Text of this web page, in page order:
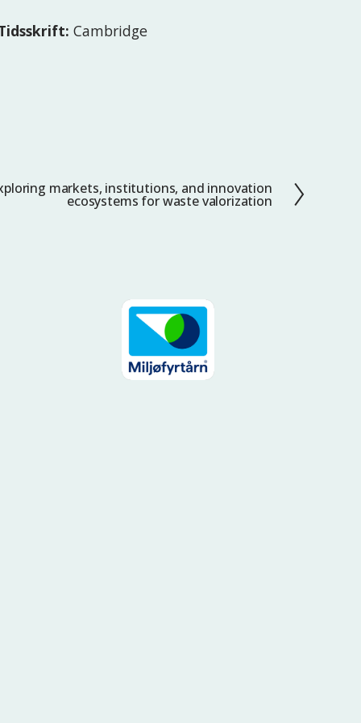
Cambridge
markets, institutions, and innovation
ecosystems for waste valorization